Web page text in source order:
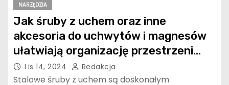
NARZĘDZIA
Jak śruby z uchem oraz inne
akcesoria do uchwytów i magnesów
ułatwiają organizację przestrzeni
roboczej?
Lis 14, 2024 Redakcja
Stalowe śruby z uchem są doskonałym